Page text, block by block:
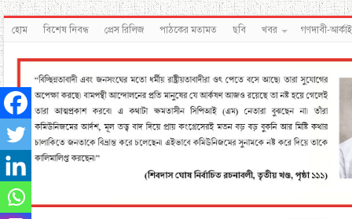
হোম বিশেষ নিবন্ধ প্রেস রিলিজ পাঠকের মতামত ছবি খবর গণদাবী-